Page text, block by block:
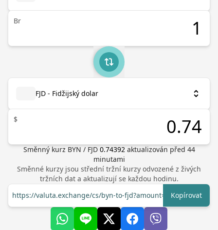
Br
FJD - Fidžijský dolar
$
Směnný kurz BYN / FJD 0.74392 aktualizován před 44
minutami
Směnné kurzy jsou střední tržní kurzy odvozené z živých
tržních dat a aktualizují se každou hodinu.
https://valuta.exchange/cs/byn-to-fjd?amount=1
Kopírovat